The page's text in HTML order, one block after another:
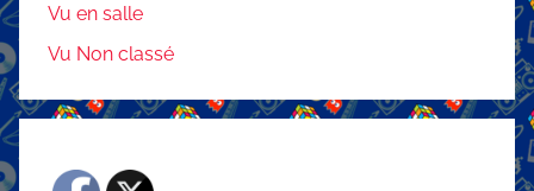
Vu en salle
Vu Non classé